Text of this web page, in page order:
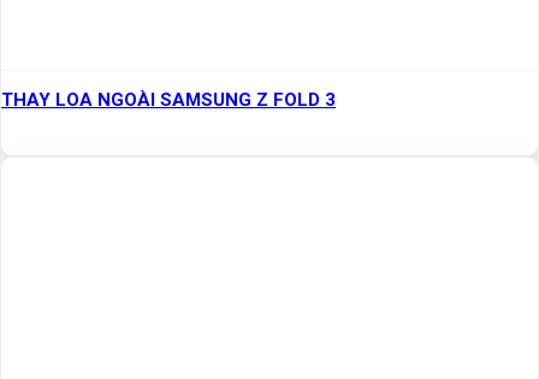
THAY LOA NGOÀI SAMSUNG Z FOLD 3